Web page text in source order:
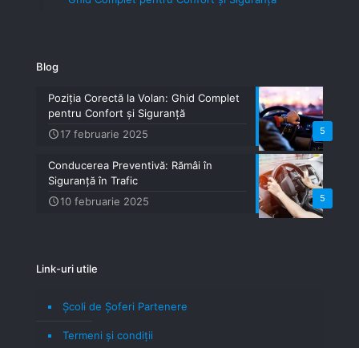
Blog
5
Poziția Corectă la Volan: Ghid Complet
pentru Confort și Siguranță
17 februarie 2025
5
Conducerea Preventivă: Rămâi în
Siguranță în Trafic
10 februarie 2025
Link-uri utile
Școli de Șoferi Partenere
Termeni şi condiţii